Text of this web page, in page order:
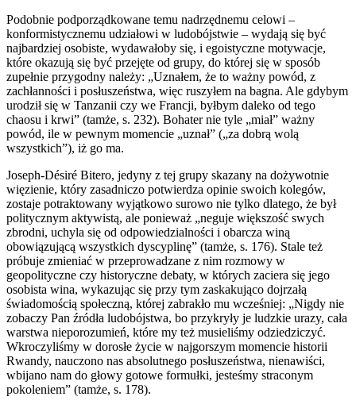
Podobnie podporządkowane temu nadrzędnemu celowi –
konformistycznemu udziałowi w ludobójstwie – wydają się być
najbardziej osobiste, wydawałoby się, i egoistyczne motywacje,
które okazują się być przejęte od grupy, do której się w sposób
zupełnie przygodny należy: „Uznałem, że to ważny powód, z
zachłanności i posłuszeństwa, więc ruszyłem na bagna. Ale gdybym
urodził się w Tanzanii czy we Francji, byłbym daleko od tego
chaosu i krwi” (tamże, s. 232). Bohater nie tyle „miał” ważny
powód, ile w pewnym momencie „uznał” („za dobrą wolą
wszystkich”), iż go ma.
Joseph-Désiré Bitero, jedyny z tej grupy skazany na dożywotnie
więzienie, który zasadniczo potwierdza opinie swoich kolegów,
zostaje potraktowany wyjątkowo surowo nie tylko dlatego, że był
politycznym aktywistą, ale ponieważ „neguje większość swych
zbrodni, uchyla się od odpowiedzialności i obarcza winą
obowiązującą wszystkich dyscyplinę” (tamże, s. 176). Stale też
próbuje zmieniać w przeprowadzane z nim rozmowy w
geopolityczne czy historyczne debaty, w których zaciera się jego
osobista wina, wykazując się przy tym zaskakująco dojrzałą
świadomością społeczną, której zabrakło mu wcześniej: „Nigdy nie
zobaczy Pan źródła ludobójstwa, bo przykryły je ludzkie urazy, cała
warstwa nieporozumień, które my też musieliśmy odziedziczyć.
Wkroczyliśmy w dorosłe życie w najgorszym momencie historii
Rwandy, nauczono nas absolutnego posłuszeństwa, nienawiści,
wbijano nam do głowy gotowe formułki, jesteśmy straconym
pokoleniem” (tamże, s. 178).